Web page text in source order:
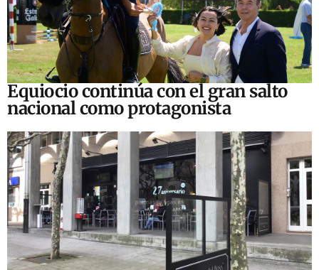
Equiocio continúa con el gran salto
nacional como protagonista